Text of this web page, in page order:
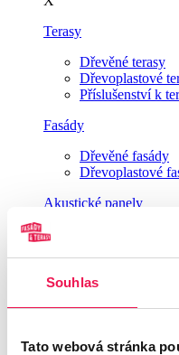
Souhlas
Tato webová stránka
Terasy
Dřevěné terasy
Dřevoplastové
Příslušenství k
Fasády
Dřevěné fasády
Dřevoplastové
Akustické panely
Venkovní dlažba
Venkovní dlažba
Dřevěné podlahy do
Nátěry a ošetření dřeva